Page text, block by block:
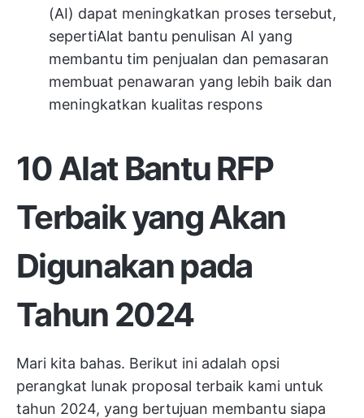
(AI) dapat meningkatkan proses tersebut,
sepertiAlat bantu penulisan AI yang
membantu tim penjualan dan pemasaran
membuat penawaran yang lebih baik dan
meningkatkan kualitas respons
10 Alat Bantu RFP
Terbaik yang Akan
Digunakan pada
Tahun 2024
Mari kita bahas. Berikut ini adalah opsi
perangkat lunak proposal terbaik kami untuk
tahun 2024, yang bertujuan membantu siapa